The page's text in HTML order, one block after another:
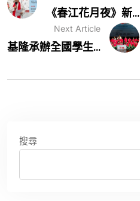
《春江花月夜》新...
Next Article
基隆承辦全國學生...
搜尋